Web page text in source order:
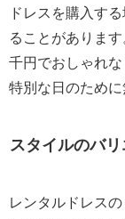
ドレスを購入す
ることがありま
千円でおしゃれな
特別な日のために
スタイルのバ
レンタルドレス